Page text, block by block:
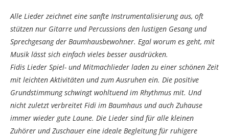
Alle Lieder zeichnet eine sanfte Instrumentalisierung aus, oft
stützen nur Gitarre und Percussions den lustigen Gesang und
Sprechgesang der Baumhausbewohner. Egal worum es geht, mit
Musik lässt sich einfach vieles besser ausdrücken.
Fidis Lieder Spiel- und Mitmachlieder laden zu einer schönen Zeit
mit leichten Aktivitäten und zum Ausruhen ein. Die positive
Grundstimmung schwingt wohltuend im Rhythmus mit. Und
nicht zuletzt verbreitet Fidi im Baumhaus und auch Zuhause
immer wieder gute Laune. Die Lieder sind für alle kleinen
Zuhörer und Zuschauer eine ideale Begleitung für ruhigere